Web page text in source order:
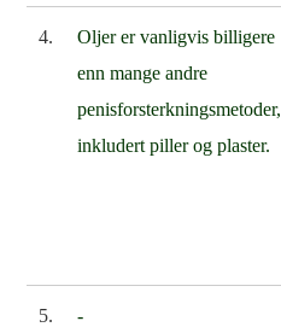
4.
Oljer er vanligvis billigere
enn mange andre
penisforsterkningsmetoder,
inkludert piller og plaster.
5. -